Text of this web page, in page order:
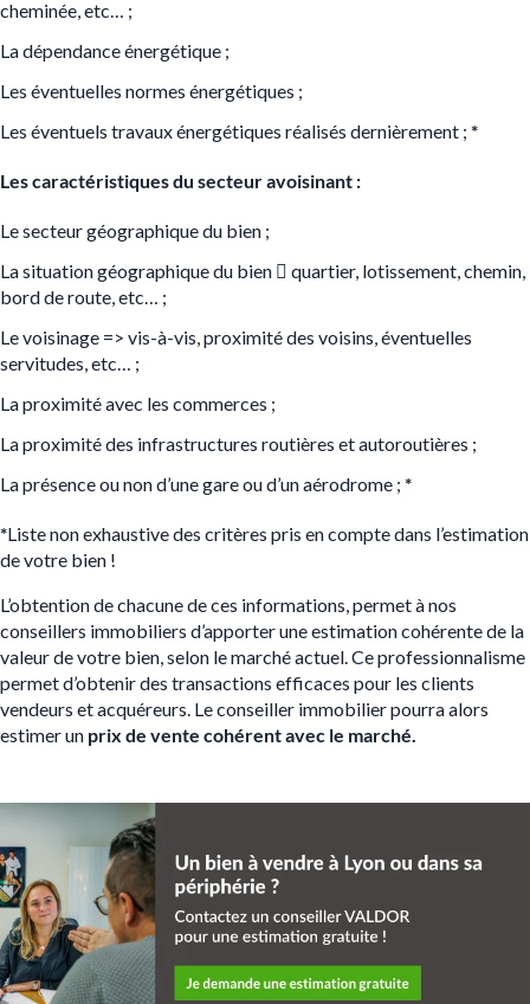
cheminée, etc… ;
La dépendance énergétique ;
Les éventuelles normes énergétiques ;
Les éventuels travaux énergétiques réalisés dernièrement ; *
Les caractéristiques du secteur avoisinant :
Le secteur géographique du bien ;
La situation géographique du bien  quartier, lotissement, chemin,
bord de route, etc… ;
Le voisinage => vis-à-vis, proximité des voisins, éventuelles
servitudes, etc… ;
La proximité avec les commerces ;
La proximité des infrastructures routières et autoroutières ;
La présence ou non d’une gare ou d’un aérodrome ; *
*Liste non exhaustive des critères pris en compte dans l’estimation
de votre bien !
L’obtention de chacune de ces informations, permet à nos
conseillers immobiliers d’apporter une estimation cohérente de la
valeur de votre bien, selon le marché actuel. Ce professionnalisme
permet d’obtenir des transactions efficaces pour les clients
vendeurs et acquéreurs. Le conseiller immobilier pourra alors
estimer un prix de vente cohérent avec le marché.